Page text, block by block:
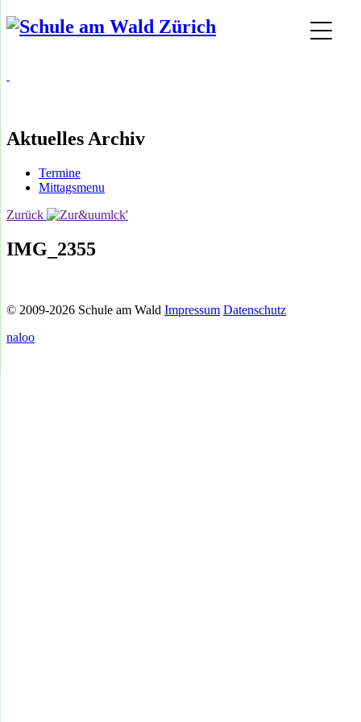
Aktuelles Archiv
Termine
Mittagsmenu
Zurück
IMG_2355
© 2009-2026 Schule am Wald Impressum Datenschutz
naloo